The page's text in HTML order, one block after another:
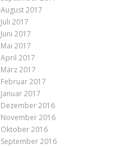
August 2017
Juli 2017
Juni 2017
Mai 2017
April 2017
März 2017
Februar 2017
Januar 2017
Dezember 2016
November 2016
Oktober 2016
September 2016